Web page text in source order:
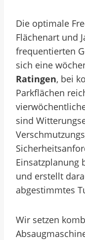
Die optimale
Flächenart und
frequentierten
sich eine
Ratingen, bei
Parkflächen
sind
Einsatzplanung
und erstellt
abgestimmtes
Wir setzen